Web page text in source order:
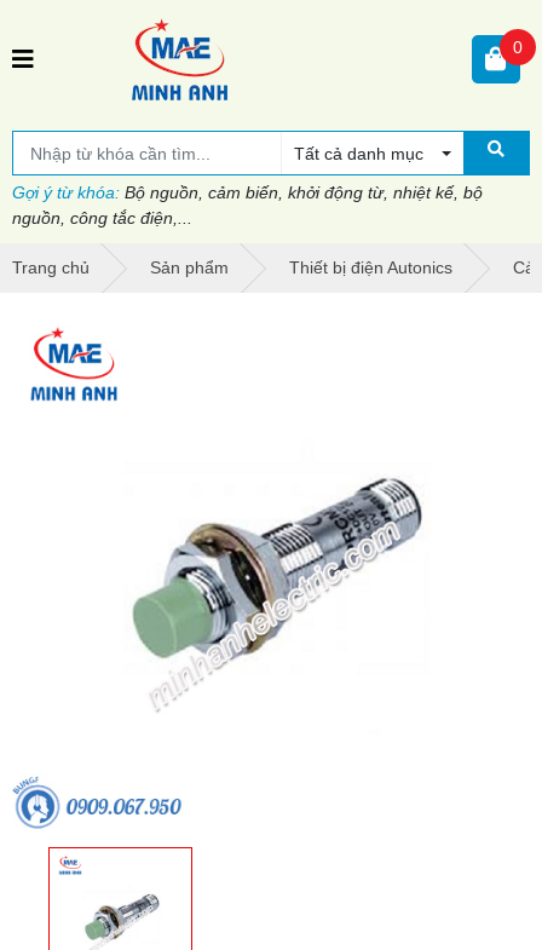
Tất cả danh mục
Gợi ý từ khóa: Bộ nguồn, cảm biến, khởi động từ, nhiệt kế, bộ
nguồn, công tắc điện,...
0
Trang chủ Sản phẩm Thiết bị điện Autonics